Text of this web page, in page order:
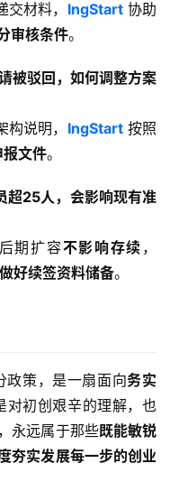
交材料， IngStart 协助
审核条件。
被驳回，如何调整方案
说明， IngStart 按照
文件。
超25人，会影响现有准
期扩容不影响存续 ，
好续签资料储备。
政策，是一扇面向务实
对初创艰辛的理解，也
永远属于那些既能敏锐
夯实发展每一步的创业